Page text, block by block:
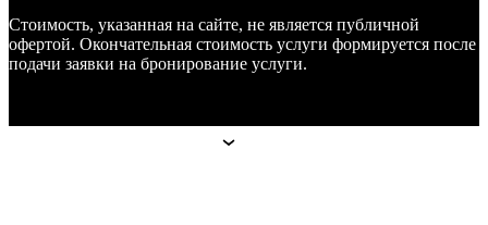
Стоимость, указанная на сайте, не является публичной
офертой. Окончательная стоимость услуги формируется после
подачи заявки на бронирование услуги.